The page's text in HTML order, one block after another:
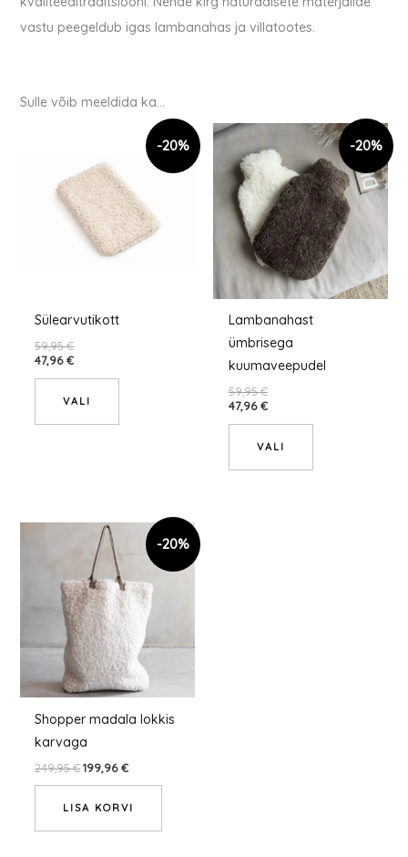
vastu peegeldub igas lambanahas ja villatootes.
Sulle võib meeldida ka…
Sülearvutikott
59,95€
47,96€
VALI
Sellel
tootel
on
mitu
varianti.
Valikuid
tootelehel.
Lambanahast
ümbrisega
kuumaveepudel
59,95€
47,96€
VALI
Sellel
tootel
on
mitu
varianti.
Valikuid
saab
teha
tootelehel.
Shopper madala lokkis
karvaga
249,95€199,96€
LISA KORVI